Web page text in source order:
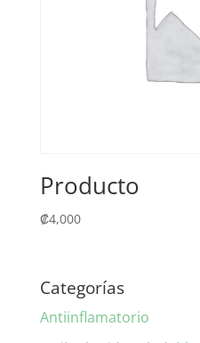
Producto
₡4,000
Categorías
Antiinflamatorio